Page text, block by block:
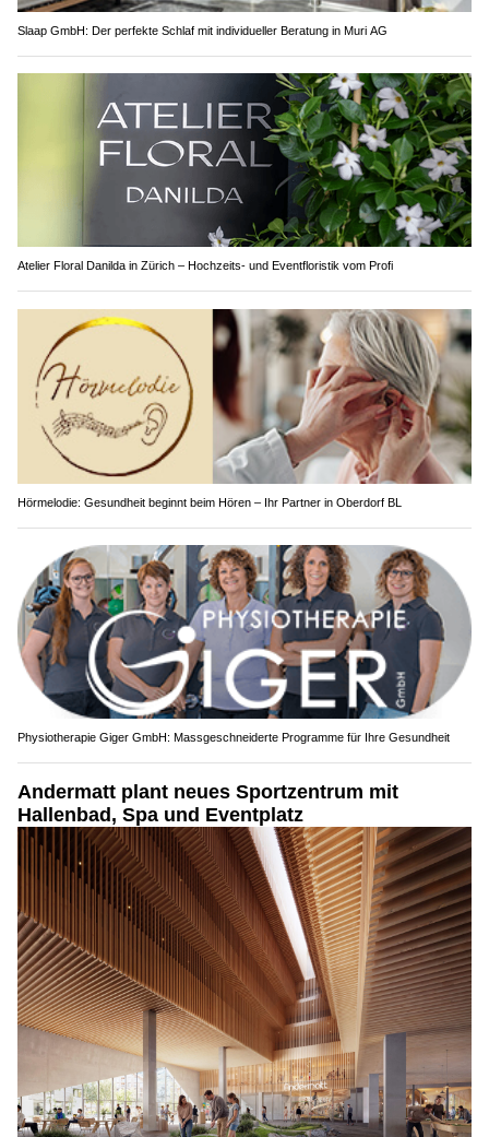
Slaap GmbH: Der perfekte Schlaf mit individueller Beratung in Muri AG
Atelier Floral Danilda in Zürich – Hochzeits- und Eventfloristik vom Profi
Hörmelodie: Gesundheit beginnt beim Hören – Ihr Partner in Oberdorf BL
Physiotherapie Giger GmbH: Massgeschneiderte Programme für Ihre Gesundheit
Andermatt plant neues Sportzentrum mit
Hallenbad, Spa und Eventplatz